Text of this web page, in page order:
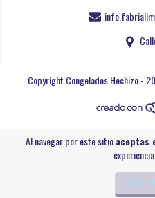
Al navegar por este sitioaceptas
Copyright Congelados Hechizo -